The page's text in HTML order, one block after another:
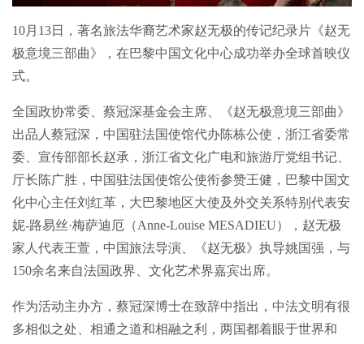
10月13日，著名旅法华裔艺术家赵无极的传记纪录片《赵无
极意境三部曲》，在巴黎中国文化中心成功举办全球首映仪
式。
全国政协常委、蔡冠深基金会主席、《赵无极意境三部曲》
出品人蔡冠深，中国驻法国使馆代办陈栋公使，浙江省委常
委、宣传部部长赵承，浙江省文化广电和旅游厅党组书记、
厅长陈广胜，中国驻法国使馆公使衔参赞王健，巴黎中国文
化中心主任刘红革，大巴黎地区大使及外交关系特别代表安
妮-路易丝·梅萨迪厄（Anne-Louise MESADIEU），赵无极
家人代表王萱，中国旅法导演、《赵无极》执导姚国强，与
150余名来自法国政界、文化艺术界嘉宾出席。
作为活动主办方，蔡冠深博士在致辞中指出，中法文明有很
多相似之处、相通之道和相融之利，两国都着眼于世界和